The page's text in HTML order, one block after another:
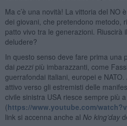
Ma c’è una novità! La vittoria del NO
dei giovani, che pretendono metodo,
patto vivo tra le generazioni. Riuscirà
deludere?
In questo senso deve fare prima una
dai pezzipiù imbarazzanti, come
guerrafondai italiani, europei e
attivo verso gli estremisti delle
civile sinistra USA riesce sempre più
(https://www.youtube.com/
link si accenna anche al No king’day